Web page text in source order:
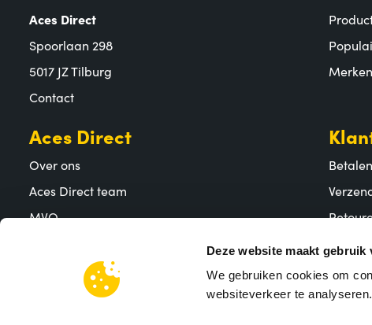
Deze website maakt gebruik
We gebruiken cookies om
websiteverkeer te
Aces Direct
Spoorlaan 298
5017 JZ Tilburg
Contact
Merken
Aces Direct
Over ons
Aces Direct team
MVO
Betalen